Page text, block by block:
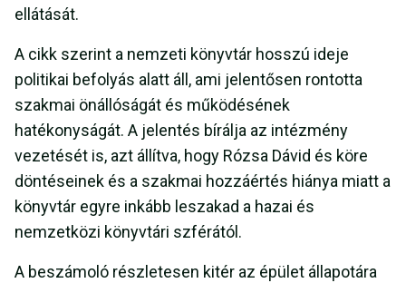
ellátását.
A cikk szerint a nemzeti könyvtár hosszú ideje
politikai befolyás alatt áll, ami jelentősen rontotta
szakmai önállóságát és működésének
hatékonyságát. A jelentés bírálja az intézmény
vezetését is, azt állítva, hogy Rózsa Dávid és köre
döntéseinek és a szakmai hozzáértés hiánya miatt a
könyvtár egyre inkább leszakad a hazai és
nemzetközi könyvtári szférától.
A beszámoló részletesen kitér az épület állapotára